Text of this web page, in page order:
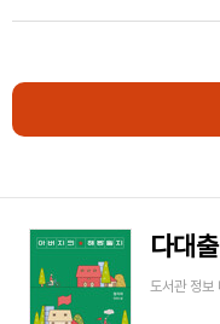
다대
도서관 정보